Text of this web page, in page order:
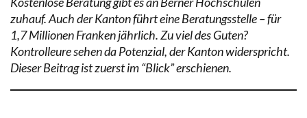
zuhauf. Auch der Kanton führt eine Beratungsstelle – für
1,7 Millionen Franken jährlich. Zu viel des Guten?
Kontrolleure sehen da Potenzial, der Kanton widerspricht.
Dieser Beitrag ist zuerst im “Blick” erschienen.